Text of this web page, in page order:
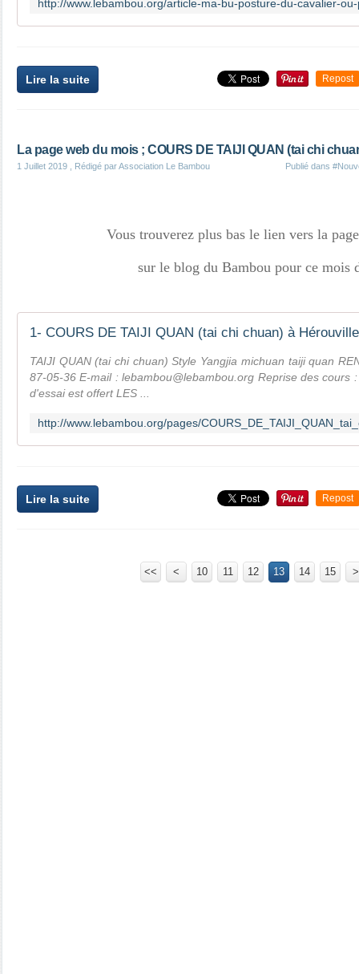
Lire la suite Repost
La page web du mois ; COURS DE TAIJI QUAN (tai chi
1 Juillet 2019 , Rédigé par Association Le Bambou Publié dans
Vous trouverez plus bas le lien vers la
sur le blog du Bambou pour ce mois
TAIJI QUAN (tai chi chuan) Style Yangjia michuan taiji quan
87-05-36 E-mail : lebambou@lebambou.org Reprise des cours
d'essai est offert LES ...
Lire la suite Repost
<< < 10 11 12 13 14 15 >